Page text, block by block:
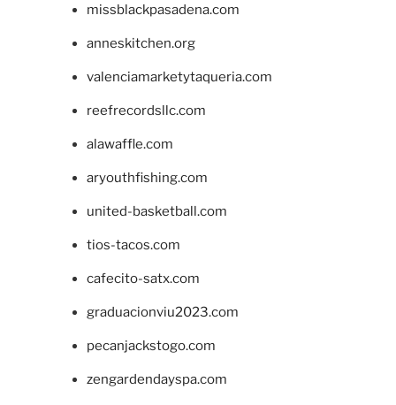
missblackpasadena.com
anneskitchen.org
valenciamarketytaqueria.com
reefrecordsllc.com
alawaffle.com
aryouthfishing.com
united-basketball.com
tios-tacos.com
cafecito-satx.com
graduacionviu2023.com
pecanjackstogo.com
zengardendayspa.com